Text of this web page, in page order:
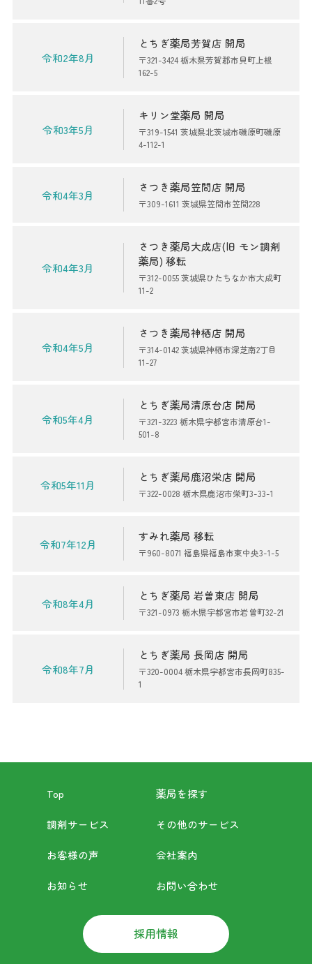
令和2年8月
とちぎ薬局芳賀店 開局
〒321-3424 栃木県芳賀郡市貝町上根
162-5
令和3年5月
キリン堂薬局 開局
〒319-1541 茨城県北茨城市磯原町磯原
4-112-1
令和4年3月
さつき薬局笠間店 開局
〒309-1611 茨城県笠間市笠間228
令和4年3月
さつき薬局大成店(旧 モン調剤
薬局) 移転
〒312-0055 茨城県ひたちなか市大成町
11-2
令和4年5月
さつき薬局神栖店 開局
〒314-0142 茨城県神栖市深芝南2丁目
11-27
令和5年4月
とちぎ薬局清原台店 開局
〒321-3223 栃木県宇都宮市清原台1-
501-8
令和5年11月
とちぎ薬局鹿沼栄店 開局
〒322-0028 栃木県鹿沼市栄町3-33-1
令和7年12月
すみれ薬局 移転
〒960-8071 福島県福島市東中央3-1-5
令和8年4月
とちぎ薬局 岩曽東店 開局
〒321-0973 栃木県宇都宮市岩曽町32-21
令和8年7月
とちぎ薬局 長岡店 開局
〒320-0004 栃木県宇都宮市長岡町835-
1
Top 薬局を探す
調剤サービス その他のサービス
お客様の声 会社案内
お知らせ お問い合わせ
採用情報